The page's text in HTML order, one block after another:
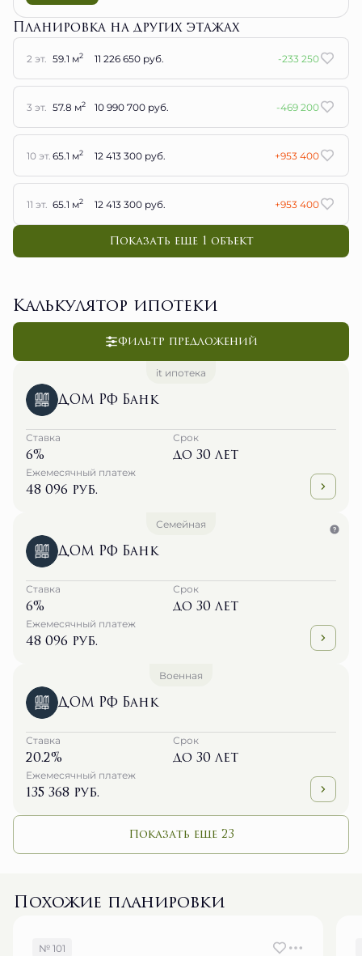
Планировка на других этажах
2 эт. 59.1 м2 11 226 650 руб. -233 250
3 эт. 57.8 м2 10 990 700 руб. -469 200
10 эт. 65.1 м2 12 413 300 руб. +953 400
11 эт. 65.1 м2 12 413 300 руб. +953 400
Показать еще 1 объект
Калькулятор ипотеки
Фильтр предложений
it ипотека
ДОМ РФ Банк
Ставка
6%
Срок
до 30 лет
Ежемесячный платеж
48 096 руб.
Семейная
ДОМ РФ Банк
Ставка
6%
Срок
до 30 лет
Ежемесячный платеж
48 096 руб.
Военная
ДОМ РФ Банк
Ставка
20.2%
Срок
до 30 лет
Ежемесячный платеж
135 368 руб.
Показать еще 23
Похожие планировки
№ 101